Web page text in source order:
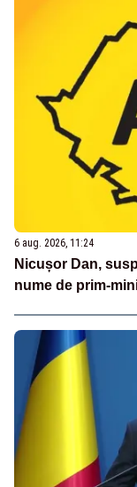
6 aug. 2026, 11:24
Nicușor Dan,
nume de prim-